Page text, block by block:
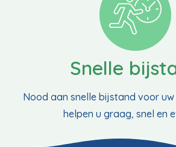
Snelle
Nood aan snelle bijstand voor
helpen u graag, snel en